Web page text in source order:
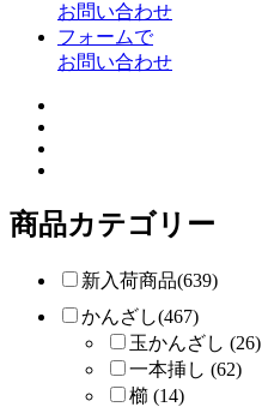
お問い合わせ
フォームで
お問い合わせ
商品カテゴリー
新入荷商品(639)
かんざし(467)
玉かんざし (26)
一本挿し (62)
櫛 (14)